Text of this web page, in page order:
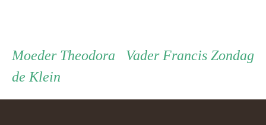
Persoon
ouder
Vader Vader
Francis Zondag
Moeder Moeder
Theodora
de Klein